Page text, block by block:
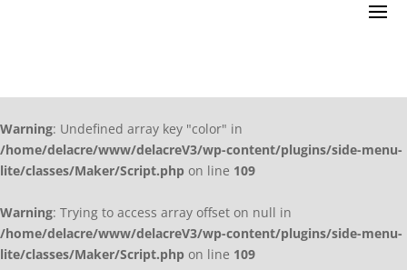
Warning: Undefined array key "color" in
/home/delacre/www/delacreV3/wp-content/plugins/side-menu-
lite/classes/Maker/Script.php on line 109
Warning: Trying to access array offset on null in
/home/delacre/www/delacreV3/wp-content/plugins/side-menu-
lite/classes/Maker/Script.php on line 109